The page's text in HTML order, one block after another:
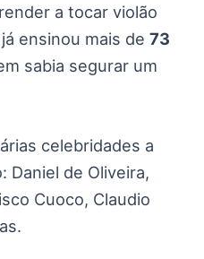
a tocar violão
ensinou mais de 73
sabia segurar um
celebridades a
Daniel de Oliveira,
Cuoco, Claudio